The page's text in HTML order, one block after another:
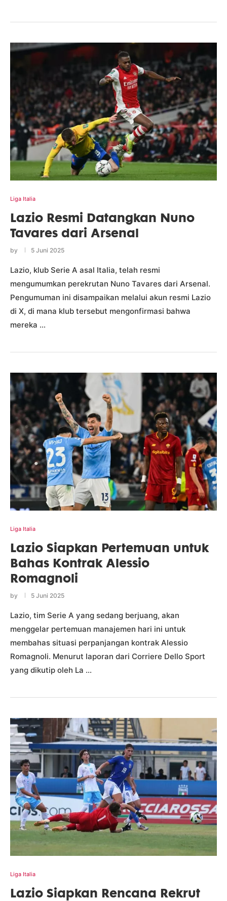
Liga Italia
Lazio Resmi Datangkan Nuno
Tavares dari Arsenal
by 5 Juni 2025
Lazio, klub Serie A asal Italia, telah resmi
mengumumkan perekrutan Nuno Tavares dari Arsenal.
Pengumuman ini disampaikan melalui akun resmi Lazio
di X, di mana klub tersebut mengonfirmasi bahwa
mereka …
Liga Italia
Lazio Siapkan Pertemuan untuk
Bahas Kontrak Alessio
Romagnoli
by 5 Juni 2025
Lazio, tim Serie A yang sedang berjuang, akan
menggelar pertemuan manajemen hari ini untuk
membahas situasi perpanjangan kontrak Alessio
Romagnoli. Menurut laporan dari Corriere Dello Sport
yang dikutip oleh La …
Liga Italia
Lazio Siapkan Rencana Rekrut